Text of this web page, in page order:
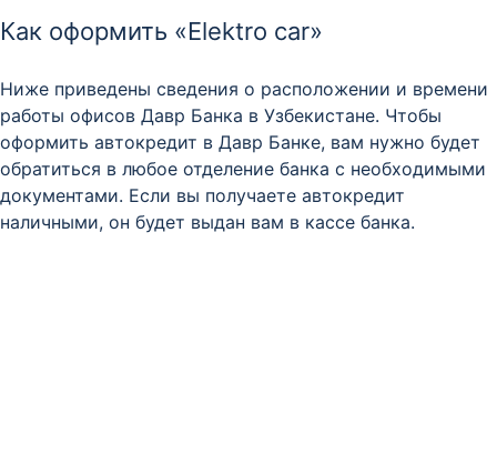
Как оформить «Elektro car»
Ниже приведены сведения о расположении и времени
работы офисов Давр Банка в Узбекистане. Чтобы
оформить автокредит в Давр Банке, вам нужно будет
обратиться в любое отделение банка с необходимыми
документами. Если вы получаете автокредит
наличными, он будет выдан вам в кассе банка.